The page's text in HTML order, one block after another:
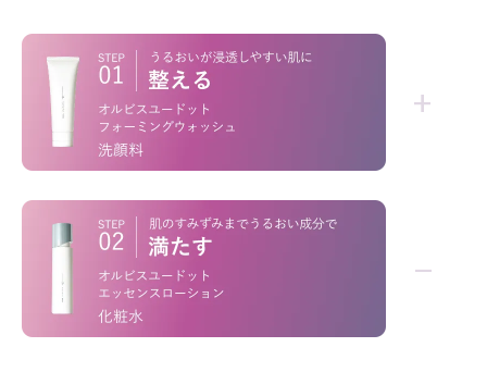
+
「洗うだけ」じゃない！
不要な角層*1を絡めとり、くすみ
高密着マイルドピーリング
−